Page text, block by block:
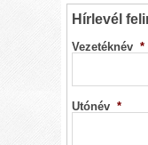
Hírlevél
Vezetéknév *
Utónév *